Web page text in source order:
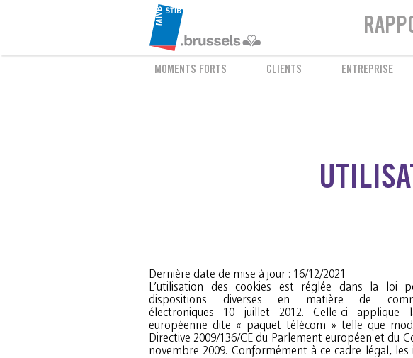
MOMENTS FORTS CLIENTS ENTREPRISE
Dernière date de mise à jour : 16/12/2021
L’utilisation des cookies est réglée dans la loi
dispositions diverses en matière de
électroniques 10 juillet 2012. Celle-ci applique
européenne dite « paquet télécom » telle que
Directive 2009/136/CE du Parlement européen et du
novembre 2009. Conformément à ce cadre légal, les
cookies et pouvoir y renoncer lorsque ceux-ci